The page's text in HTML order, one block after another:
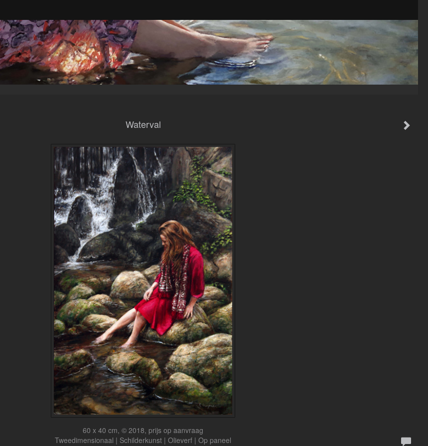
Waterval
60 x 40 cm, © 2018, prijs op aanvraag
Tweedimensionaal | Schilderkunst | Olieverf | Op paneel